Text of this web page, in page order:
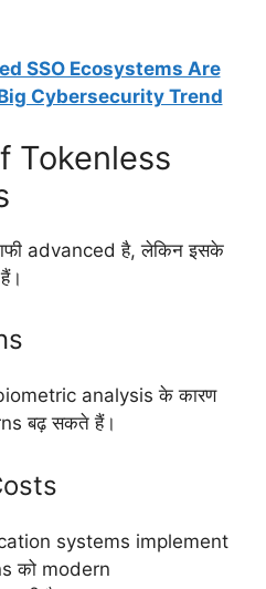
SSO Ecosystems Are
Cybersecurity Trend
Tokenless
advanced है, लेकिन इसके
analysis के कारण
बढ़ सकते हैं।
systems implement
को modern